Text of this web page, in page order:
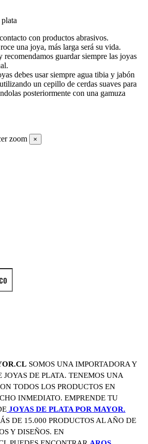
con productos abrasivos.
una joya, más larga será su vida.
recomendamos guardar siempre las joyas
debes usar siempre agua tibia y jabón
un cepillo de cerdas suaves para
posteriormente con una gamuza
zoom
×
SOMOS UNA IMPORTADORA Y
DE PLATA. TENEMOS UNA
TODOS LOS PRODUCTOS EN
INMEDIATO. EMPRENDE TU
JOYAS DE PLATA POR MAYOR.
DE 15.000 PRODUCTOS AL AÑO DE
Y DISEÑOS. EN